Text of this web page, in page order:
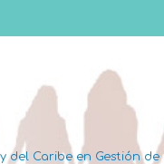
del Caribe en Gestión de